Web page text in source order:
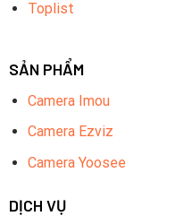
Toplist
SẢN PHẨM
Camera Imou
Camera Ezviz
Camera Yoosee
DỊCH VỤ